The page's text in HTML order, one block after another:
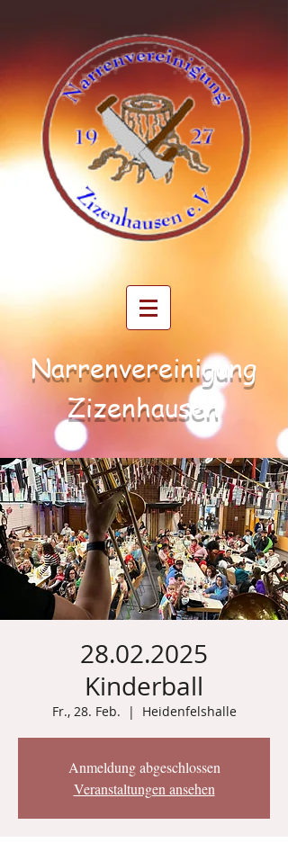
Narrenvereinigung
Zizenhausen
28.02.2025
Kinderball
Fr., 28. Feb.
  |
Heidenfelshalle
Anmeldung abgeschlossen
Veranstaltungen ansehen